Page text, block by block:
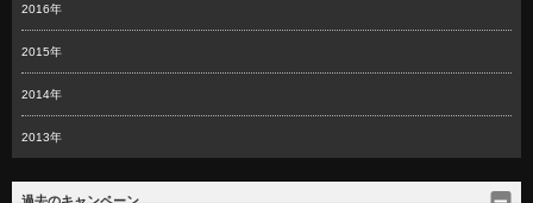
2016年
2015年
2014年
2013年